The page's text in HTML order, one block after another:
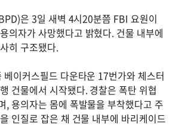
은 3일 새벽 4시20분쯤 FBI 요원이
의자가 사망했다고 밝혔다. 건물 내부에
히 구조됐다.
이커스필드 다운타운 17번가와 체스터
건물에서 시작됐다. 경찰은 폭탄 위협
, 용의자는 몸에 폭발물을 부착했다고 주
인질로 잡은 채 건물 내부에 바리케이드